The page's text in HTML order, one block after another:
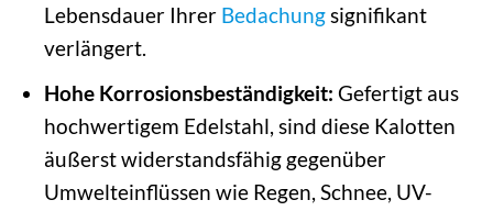
Lebensdauer Ihrer Bedachungsignifikant
verlängert.
Hohe Korrosionsbeständigkeit: Gefertigt aus
hochwertigem Edelstahl, sind diese Kalotten
äußerst widerstandsfähig gegenüber
Umwelteinflüssen wie Regen, Schnee, UV-